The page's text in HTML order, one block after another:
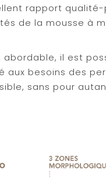
rapport qualité-
de la mousse à
il est
aux besoins des
sans pour